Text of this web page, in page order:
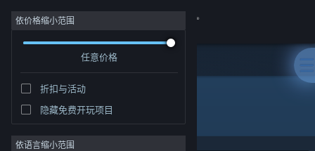
登录
社区
关于
依价格缩小范围
任意价格
折扣与活动
隐藏免费开玩项目
依语言缩小范围
开发者: Bibiki